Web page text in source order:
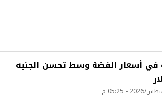
في أسعار الفضة وسط تحسن الجنيه